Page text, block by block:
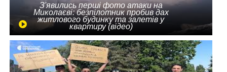
З'явились перші фото атаки на
Миколаєві: безпілотник пробив дах
житлового будинку та залетів у
квартиру (відео)